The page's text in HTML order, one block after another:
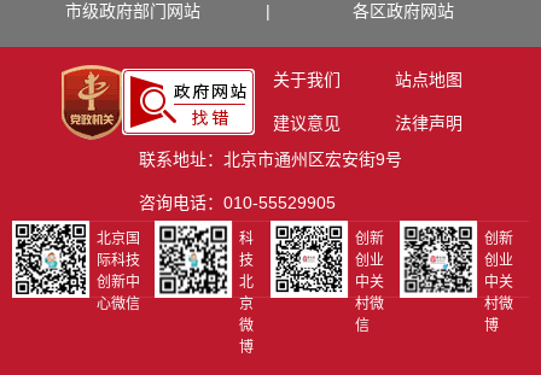
市级政府部门网站 | 各区政府网站
关于我们 站点地图
建议意见
法律声明
联系地址：北京市通州区宏安街9号
咨询电话：010-55529905
北京国
际科技
创新中
心微信
科
技
北
京
微
博
创新
创业
中关
村微
信
创新
创业
中关
村微
博